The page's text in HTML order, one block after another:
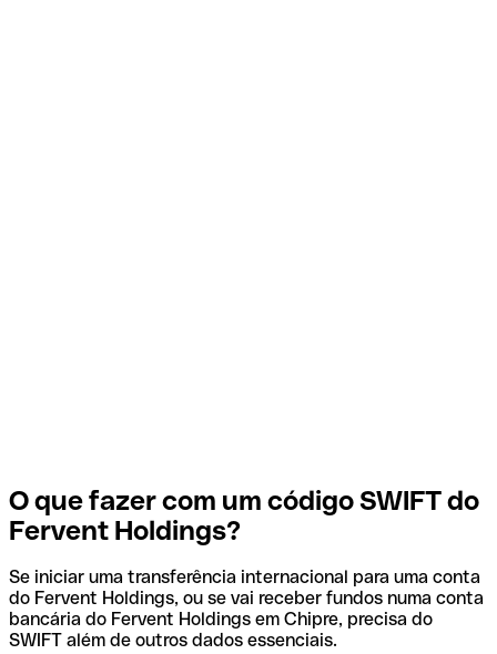
O que fazer com um código SWIFT do
Fervent Holdings?
Se iniciar uma transferência internacional para uma conta
do Fervent Holdings, ou se vai receber fundos numa conta
bancária do Fervent Holdings em Chipre, precisa do
SWIFT além de outros dados essenciais.